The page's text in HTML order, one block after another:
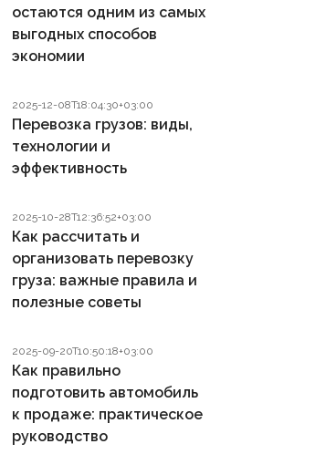
остаются одним из самых
выгодных способов
экономии
2025-12-08T18:04:30+03:00
Перевозка грузов: виды,
технологии и
эффективность
2025-10-28T12:36:52+03:00
Как рассчитать и
организовать перевозку
груза: важные правила и
полезные советы
2025-09-20T10:50:18+03:00
Как правильно
подготовить автомобиль
к продаже: практическое
руководство